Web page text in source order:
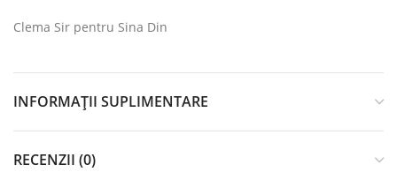
Clema Sir pentru Sina Din
INFORMAȚII SUPLIMENTARE
RECENZII (0)